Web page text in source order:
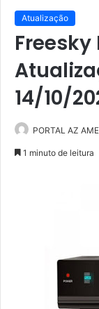
Atualização
Freesky
14/10/
PORTAL AZ
1 minuto de leitura